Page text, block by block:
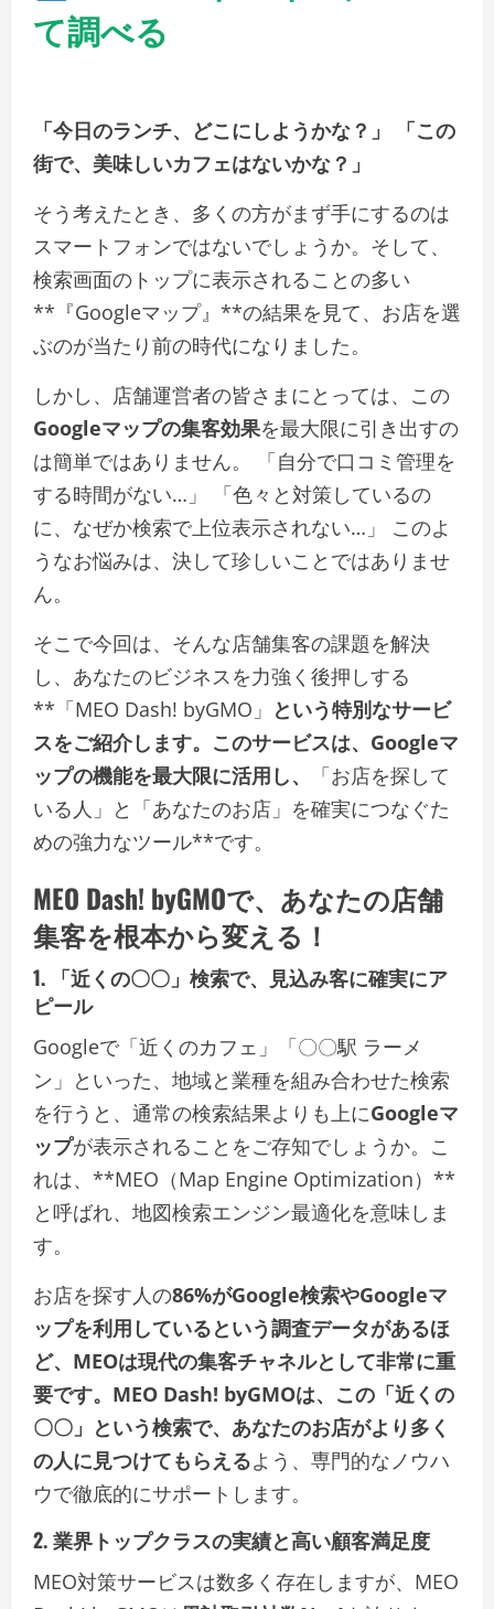
て調べる
「今日のランチ、どこにしようかな？」
「この
街で、美味しいカフェはないかな？」
そう考えたとき、多くの方がまず手にするのは
スマートフォンではないでしょうか。そして、
検索画面のトップに表示されることの多い
**『Googleマップ』**の結果を見て、お店を選
ぶのが当たり前の時代になりました。
しかし、店舗運営者の皆さまにとっては、この
Googleマップの集客効果を最大限に引き出すの
は簡単ではありません。 「自分で口コミ管理を
する時間がない…」 「色々と対策しているの
に、なぜか検索で上位表示されない…」 このよ
うなお悩みは、決して珍しいことではありませ
ん。
そこで今回は、そんな店舗集客の課題を解決
し、あなたのビジネスを力強く後押しする
**「MEO Dash! byGMO」 という特別なサービ
スをご紹介します。このサービスは、Googleマ
ップの機能を最大限に活用し、
「お店を探して
いる人」と「あなたのお店」を確実につなぐた
めの強力なツール**です。
MEO Dash! byGMOで、あなたの店舗
集客を根本から変える！
1. 「近くの〇〇」検索で、見込み客に確実にア
ピール
Googleで「近くのカフェ」「〇〇駅 ラーメ
ン」といった、地域と業種を組み合わせた検索
を行うと、通常の検索結果よりも上にGoogleマ
ップが表示されることをご存知でしょうか。こ
れは、**MEO（Map Engine Optimization）**
と呼ばれ、地図検索エンジン最適化を意味しま
す。
お店を探す人の86%がGoogle検索やGoogleマ
ップを利用しているという調査データがあるほ
ど、MEOは現代の集客チャネルとして非常に重
要です。MEO Dash! byGMOは、この「近くの
〇〇」という検索で、あなたのお店がより多く
の人に見つけてもらえるよう、専門的なノウハ
ウで徹底的にサポートします。
2. 業界トップクラスの実績と高い顧客満足度
MEO対策サービスは数多く存在しますが、MEO